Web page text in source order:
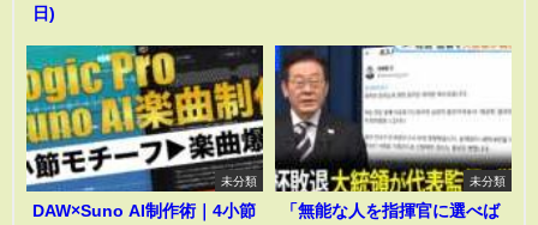
日)
未分類
DAW×Suno AI制作術｜4小節
未分類
「無能な人を指揮官に選べば